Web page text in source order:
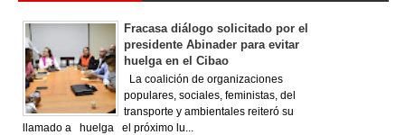
Fracasa diálogo solicitado por el
presidente Abinader para evitar
huelga en el Cibao
La coalición de organizaciones
populares, sociales, feministas, del
transporte y ambientales reiteró su
llamado a huelga el próximo lu...